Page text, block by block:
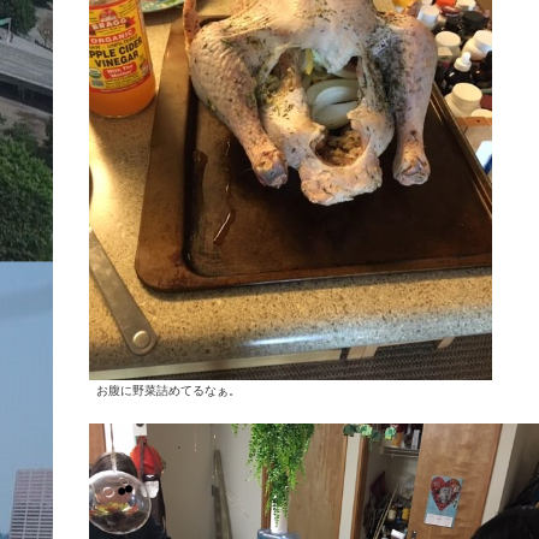
お腹に野菜詰めてるなぁ。